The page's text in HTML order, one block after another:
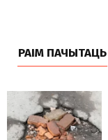
РАІМ ПАЧЫТАЦЬ